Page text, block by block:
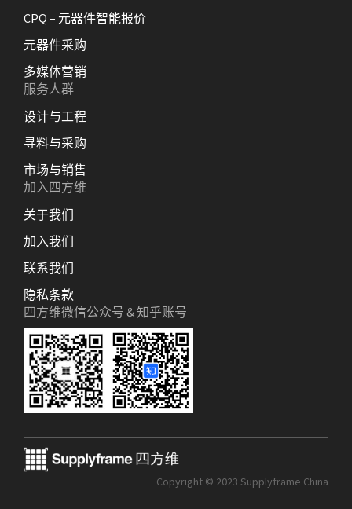
CPQ – 元器件智能报价
元器件采购
多媒体营销
服务人群
设计与工程
寻料与采购
市场与销售
加入四方维
关于我们
加入我们
联系我们
隐私条款
四方维微信公众号 & 知乎账号
Copyright © 2023 Supplyframe China